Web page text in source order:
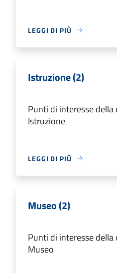
LEGGI DI PIÙ
Istruzione (2)
Punti di interesse della
Istruzione
LEGGI DI PIÙ
Museo (2)
Punti di interesse della
Museo